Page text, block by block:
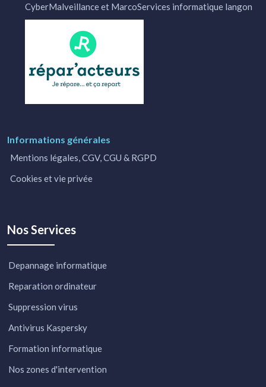
CyberMalveillance et MarcoServices informatique langon
Informations générales
Mentions légales, CGV, CGU & RGPD
Cookies et vie privée
Nos Services
Depannage informatique
Reparation ordinateur
Suppression virus
Antivirus Kaspersky
Formation informatique
Nos zones d'intervention